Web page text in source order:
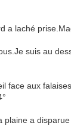
a laché
suis au
face aux
plaine a